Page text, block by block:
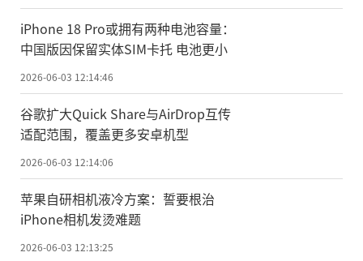
iPhone 18 Pro或拥有两种电池容量：
中国版因保留实体SIM卡托 电池更小
2026-06-03 12:14:46
谷歌扩大Quick Share与AirDrop互传
适配范围，覆盖更多安卓机型
2026-06-03 12:14:06
苹果自研相机液冷方案：誓要根治
iPhone相机发烫难题
2026-06-03 12:13:25